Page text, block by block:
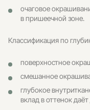
очаговое
в пришеечной зоне.
Классификация по
поверхностное
смешанное
глубокое
вклад в оттенок